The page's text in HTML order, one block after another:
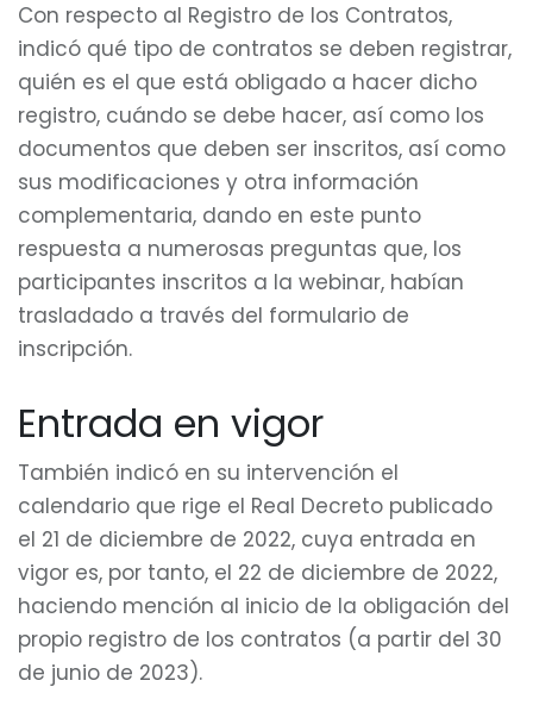
Con respecto al Registro de los Contratos,
indicó qué tipo de contratos se deben registrar,
quién es el que está obligado a hacer dicho
registro, cuándo se debe hacer, así como los
documentos que deben ser inscritos, así como
sus modificaciones y otra información
complementaria, dando en este punto
respuesta a numerosas preguntas que, los
participantes inscritos a la webinar, habían
trasladado a través del formulario de
inscripción.
Entrada en vigor
También indicó en su intervención el
calendario que rige el Real Decreto publicado
el 21 de diciembre de 2022, cuya entrada en
vigor es, por tanto, el 22 de diciembre de 2022,
haciendo mención al inicio de la obligación del
propio registro de los contratos (a partir del 30
de junio de 2023).